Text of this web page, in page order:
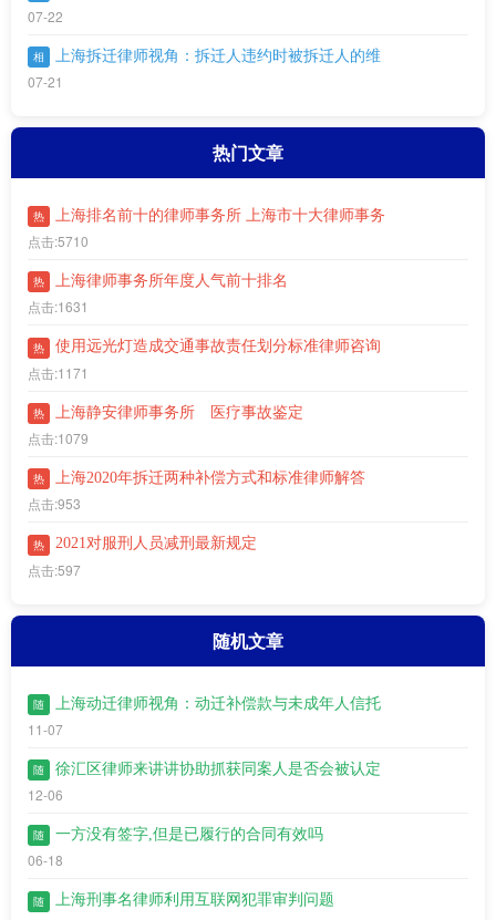
07-22
相 上海拆迁律师视角：拆迁人违约时被拆迁人的维
07-21
热门文章
热 上海排名前十的律师事务所 上海市十大律师事务
点击:5710
热 上海律师事务所年度人气前十排名
点击:1631
热 使用远光灯造成交通事故责任划分标准律师咨询
点击:1171
热 上海静安律师事务所 医疗事故鉴定
点击:1079
热 上海2020年拆迁两种补偿方式和标准律师解答
点击:953
热 2021对服刑人员减刑最新规定
点击:597
随机文章
随 上海动迁律师视角：动迁补偿款与未成年人信托
11-07
随 徐汇区律师来讲讲协助抓获同案人是否会被认定
12-06
随 一方没有签字,但是已履行的合同有效吗
06-18
随 上海刑事名律师利用互联网犯罪审判问题